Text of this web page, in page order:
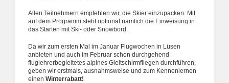
Allen Teilnehmern empfehlen wir, die Skier einzupacken. Mit
auf dem Programm steht optional nämlich die Einweisung in
das Starten mit Ski- oder Snowbord.
Da wir zum ersten Mal im Januar Flugwochen in Lüsen
anbieten und auch im Februar schon durchgehend
fluglehrerbegleitetes alpines Gleitschirmfliegen durchführen,
geben wir erstmals, ausnahmsweise und zum Kennenlernen
einen Winterrabatt!